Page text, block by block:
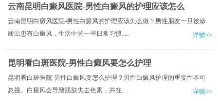
云南昆明白癜风医院-男性白癜风的护理应该怎么
云南昆明白癜风医院-男性白癜风的护理应该怎么做？男性朋友一旦被诊
断出患有白癜风，生活中的一些日常习惯.....
详情>>
昆明看白斑医院-男性白癜风要怎么护理
昆明看白斑医院-男性白癜风要怎么护理？男性白癜风护理的重要性不可
忽视。白癜风会导致肌肤失去色素，并在.....
详情>>